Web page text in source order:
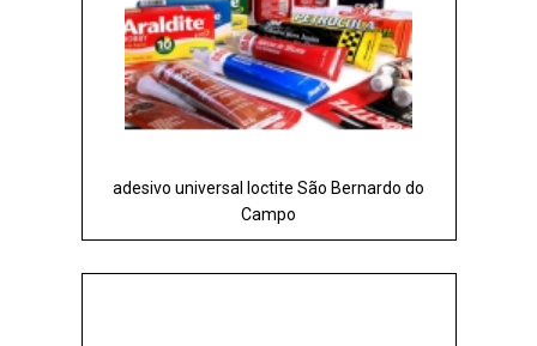
adesivo universal loctite São Bernardo do
Campo